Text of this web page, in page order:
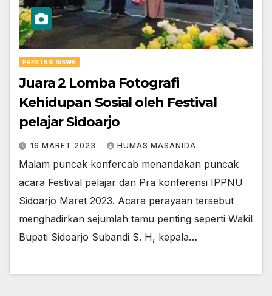
PRESTASI SISWA
Juara 2 Lomba Fotografi
Kehidupan Sosial oleh Festival
pelajar Sidoarjo
16 MARET 2023 HUMAS MASANIDA
Malam puncak konfercab menandakan puncak
acara Festival pelajar dan Pra konferensi IPPNU
Sidoarjo Maret 2023. Acara perayaan tersebut
menghadirkan sejumlah tamu penting seperti Wakil
Bupati Sidoarjo Subandi S. H, kepala…